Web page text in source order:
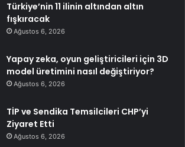
Türkiye’nin 11 ilinin altından altın
fışkıracak
Ağustos 6, 2026
Yapay zeka, oyun geliştiricileri için 3D
model üretimini nasıl değiştiriyor?
Ağustos 6, 2026
TİP ve Sendika Temsilcileri CHP’yi
Ziyaret Etti
Ağustos 6, 2026